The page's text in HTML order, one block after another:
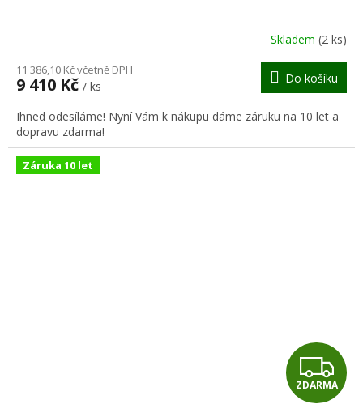
R
M
A
Skladem (2 ks)
11 386,10 Kč včetně DPH
9 410 Kč / ks
Do košíku
Ihned odesíláme! Nyní Vám k nákupu dáme záruku na 10 let a
dopravu zdarma!
Záruka 10 let
Z
ZDARMA